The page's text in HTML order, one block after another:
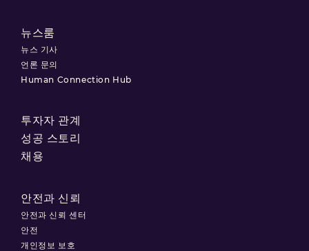
뉴스룸
뉴스 기사
언론 문의
Human Connection Hub
투자자 관계
성공 스토리
채용
안전과 신뢰
안전과 신뢰 센터
안전
개인정보 보호